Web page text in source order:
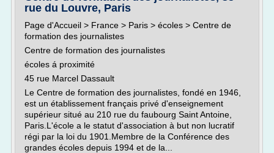
rue du Louvre, Paris
Page d'Accueil > France > Paris > écoles > Centre de
formation des journalistes
Centre de formation des journalistes
écoles á proximité
45 rue Marcel Dassault
Le Centre de formation des journalistes, fondé en 1946,
est un établissement français privé d'enseignement
supérieur situé au 210 rue du faubourg Saint Antoine,
Paris.L'école a le statut d'association à but non lucratif
régi par la loi du 1901.Membre de la Conférence des
grandes écoles depuis 1994 et de la...